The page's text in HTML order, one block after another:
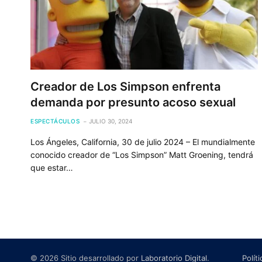
Creador de Los Simpson enfrenta
demanda por presunto acoso sexual
ESPECTÁCULOS JULIO 30, 2024
Los Ángeles, California, 30 de julio 2024 – El mundialmente
conocido creador de “Los Simpson” Matt Groening, tendrá
que estar…
© 2026 Sitio desarrollado por Laboratorio Digital.